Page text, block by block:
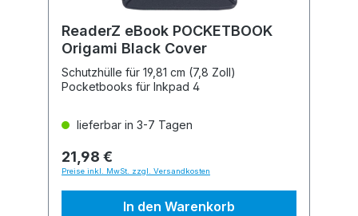
ReaderZ eBook POCKETBOOK
Origami Black Cover
Schutzhülle für 19,81 cm (7,8 Zoll)
Pocketbooks für Inkpad 4
lieferbar in 3-7 Tagen
21,98 €
Preise inkl. MwSt. zzgl. Versandkosten
In den Warenkorb